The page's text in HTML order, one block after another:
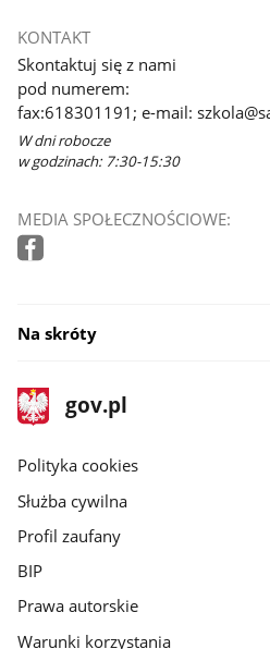
KONTAKT
Skontaktuj się z nami
pod numerem:
fax:618301191; e-mail:
W dni robocze
w godzinach: 7:30-15:30
MEDIA SPOŁECZNOŚCIOWE:
Na skróty
stopka
gov.pl
Strona
gov.pl
gov.pl
Polityka cookies
Służba cywilna
Profil zaufany
BIP
Prawa autorskie
Warunki korzystania